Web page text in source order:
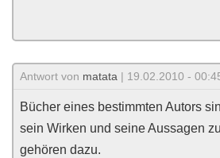
Antwort von matata | 19.02.2010 -
Bücher eines bestimmten Autors
sein Wirken und seine Aussagen
gehören dazu.